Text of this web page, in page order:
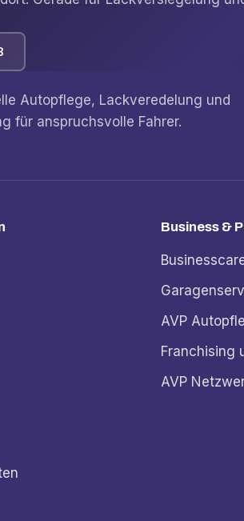
Autopflege, Lackveredelung und
für anspruchsvolle Fahrer.
Business &
AVP
Franchising
AVP